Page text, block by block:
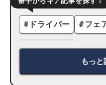
# ドライバー #フェ
もっと